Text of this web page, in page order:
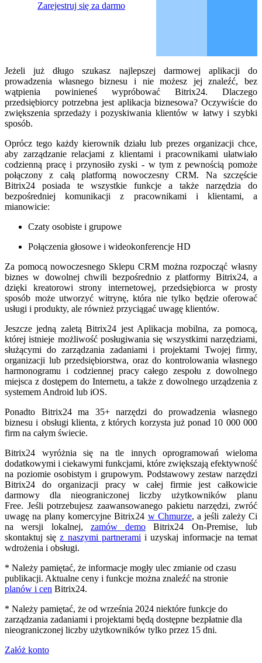
Zarejestruj się za darmo
Jeżeli już długo szukasz najlepszej darmowej aplikacji do
prowadzenia własnego biznesu i nie możesz jej znaleźć, bez
wątpienia powinieneś wypróbować Bitrix24. Dlaczego
przedsiębiorcy potrzebna jest aplikacja biznesowa? Oczywiście do
zwiększenia sprzedaży i pozyskiwania klientów w łatwy i szybki
sposób.
Oprócz tego każdy kierownik działu lub prezes organizacji chce,
aby zarządzanie relacjami z klientami i pracownikami ułatwiało
codzienną pracę i przynosiło zyski - w tym z pewnością pomoże
połączony z całą platformą nowoczesny CRM. Na szczęście
Bitrix24 posiada te wszystkie funkcje a także narzędzia do
bezpośredniej komunikacji z pracownikami i klientami, a
mianowicie:
Czaty osobiste i grupowe
Połączenia głosowe i wideokonferencje HD
Za pomocą nowoczesnego Sklepu CRM można rozpocząć własny
biznes w dowolnej chwili bezpośrednio z platformy Bitrix24, a
dzięki kreatorowi strony internetowej, przedsiębiorca w prosty
sposób może utworzyć witrynę, która nie tylko będzie oferować
usługi i produkty, ale również przyciągać uwagę klientów.
Jeszcze jedną zaletą Bitrix24 jest Aplikacja mobilna, za pomocą,
której istnieje możliwość posługiwania się wszystkimi narzędziami,
służącymi do zarządzania zadaniami i projektami Twojej firmy,
organizacji lub przedsiębiorstwa, oraz do kontrolowania własnego
harmonogramu i codziennej pracy całego zespołu z dowolnego
miejsca z dostępem do Internetu, a także z dowolnego urządzenia z
systemem Android lub iOS.
Ponadto Bitrix24 ma 35+ narzędzi do prowadzenia własnego
biznesu i obsługi klienta, z których korzysta już ponad 10 000 000
firm na całym świecie.
Bitrix24 wyróżnia się na tle innych oprogramowań wieloma
dodatkowymi i ciekawymi funkcjami, które zwiększają efektywność
na poziomie osobistym i grupowym. Podstawowy zestaw narzędzi
Bitrix24 do organizacji pracy w całej firmie jest całkowicie
darmowy dla nieograniczonej liczby użytkowników planu
Free. Jeśli potrzebujesz zaawansowanego pakietu narzędzi, zwróć
uwagę na plany komercyjne Bitrix24 w Chmurze, a jeśli zależy Ci
na wersji lokalnej, zamów demo Bitrix24 On-Premise, lub
skontaktuj sięz naszymi partnerami i uzyskaj informacje na temat
wdrożenia i obsługi.
* Należy pamiętać, że informacje mogły ulec zmianie od czasu
publikacji. Aktualne ceny i funkcje można znaleźć na stronie
planów i cen Bitrix24.
* Należy pamiętać, że od września 2024 niektóre funkcje do
zarządzania zadaniami i projektami będą dostępne bezpłatnie dla
nieograniczonej liczby użytkowników tylko przez 15 dni.
Załóż konto